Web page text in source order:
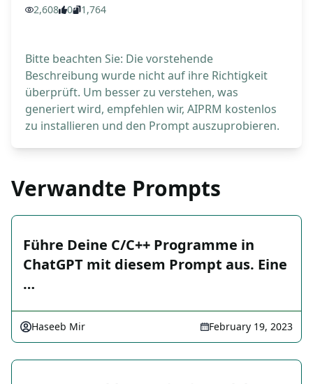
2,608 0 1,764
Bitte beachten Sie: Die vorstehende
Beschreibung wurde nicht auf ihre Richtigkeit
überprüft. Um besser zu verstehen, was
generiert wird, empfehlen wir, AIPRM kostenlos
zu installieren und den Prompt auszuprobieren.
Verwandte Prompts
Führe Deine C/C++ Programme in
ChatGPT mit diesem Prompt aus. Eine
…
Haseeb Mir February 19, 2023